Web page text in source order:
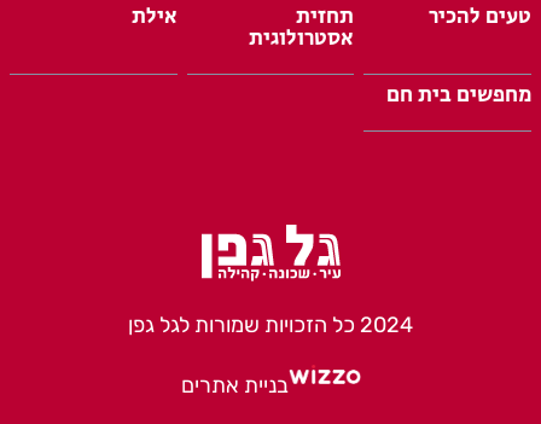
טעים להכיר
תחזית
אסטרולוגית
אילת
מחפשים בית חם
2024 כל הזכויות שמורות לגל גפן
בניית אתרים